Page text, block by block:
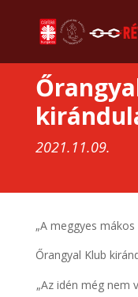
2021.11.09.
„A meggyes
Őrangyal Klub
„Az idén még nem